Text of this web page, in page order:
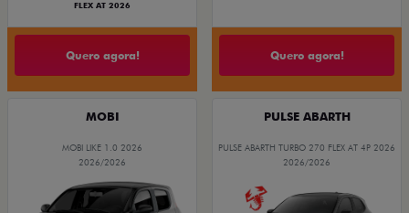
FLEX AT 2026
Quero agora! Quero agora!
MOBI
MOBI LIKE 1.0 2026
2026/2026
PULSE ABARTH
PULSE ABARTH TURBO 270 FLEX AT 4P 2026
2026/2026